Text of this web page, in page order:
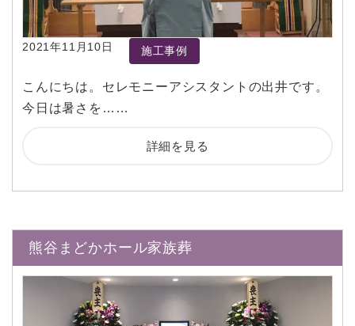
2021年11月10日 施工事例
こんにちは。セレモニーアシスタントの出井です。
今日は暑さを……
詳細を見る
熊谷まどかホール家族葬